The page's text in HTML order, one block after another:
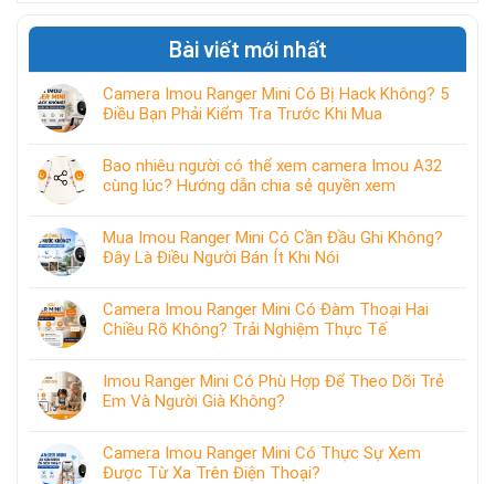
Bài viết mới nhất
Camera Imou Ranger Mini Có Bị Hack Không? 5
Điều Bạn Phải Kiểm Tra Trước Khi Mua
Bao nhiêu người có thể xem camera Imou A32
cùng lúc? Hướng dẫn chia sẻ quyền xem
Mua Imou Ranger Mini Có Cần Đầu Ghi Không?
Đây Là Điều Người Bán Ít Khi Nói
Camera Imou Ranger Mini Có Đàm Thoại Hai
Chiều Rõ Không? Trải Nghiệm Thực Tế
Imou Ranger Mini Có Phù Hợp Để Theo Dõi Trẻ
Em Và Người Già Không?
Camera Imou Ranger Mini Có Thực Sự Xem
Được Từ Xa Trên Điện Thoại?